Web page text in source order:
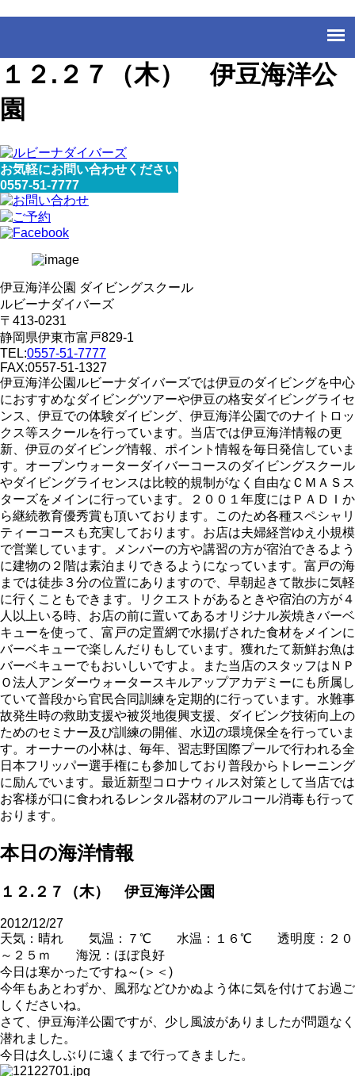
１２.２７（木） 伊豆海洋公
園
お気軽にお問い合わせください
0557-51-7777
伊豆海洋公園 ダイビングスクール
ルビーナダイバーズ
〒413-0231
静岡県伊東市富戸829-1
TEL:0557-51-7777
FAX:0557-51-1327
伊豆海洋公園ルビーナダイバーズでは伊豆のダイビングを中心
におすすめなダイビングツアーや伊豆の格安ダイビングライセ
ンス、伊豆での体験ダイビング、伊豆海洋公園でのナイトロッ
クス等スクールを行っています。当店では伊豆海洋情報の更
新、伊豆のダイビング情報、ポイント情報を毎日発信していま
す。オープンウォーターダイバーコースのダイビングスクール
やダイビングライセンスは比較的規制がなく自由なＣＭＡＳス
ターズをメインに行っています。２００１年度にはＰＡＤＩか
ら継続教育優秀賞も頂いております。このため各種スペシャリ
ティーコースも充実しております。お店は夫婦経営ゆえ小規模
で営業しています。メンバーの方や講習の方が宿泊できるよう
に建物の２階は素泊まりできるようになっています。富戸の海
までは徒歩３分の位置にありますので、早朝起きて散歩に気軽
に行くこともできます。リクエストがあるときや宿泊の方が４
人以上いる時、お店の前に置いてあるオリジナル炭焼きバーベ
キューを使って、富戸の定置網で水揚げされた食材をメインに
バーベキューで楽しんだりもしています。獲れたて新鮮お魚は
バーベキューでもおいしいですよ。また当店のスタッフはＮＰ
Ｏ法人アンダーウォータースキルアップアカデミーにも所属し
ていて普段から官民合同訓練を定期的に行っています。水難事
故発生時の救助支援や被災地復興支援、ダイビング技術向上の
ためのセミナー及び訓練の開催、水辺の環境保全を行っていま
す。オーナーの小林は、毎年、習志野国際プールで行われる全
日本フリッパー選手権にも参加しており普段からトレーニング
に励んでいます。最近新型コロナウィルス対策として当店では
お客様が口に食われるレンタル器材のアルコール消毒も行って
おります。
本日の海洋情報
１２.２７（木） 伊豆海洋公園
2012/12/27
天気：晴れ 気温：７℃ 水温：１６℃ 透明度：２０
～２５ｍ 海況：ほぼ良好
今日は寒かったですね～(＞＜)
今年もあとわずか、風邪などひかぬよう体に気を付けてお過ご
しくださいね。
さて、伊豆海洋公園ですが、少し風波がありましたが問題なく
潜れました。
今日は久しぶりに遠くまで行ってきました。